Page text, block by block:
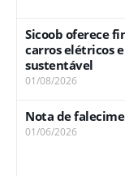
Sicoob oferece
carros elétricos
sustentável
01/08/2026
Nota de
01/06/2026